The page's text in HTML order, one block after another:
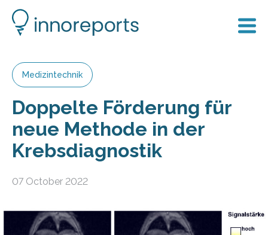
Medizintechnik
Doppelte Förderung für
neue Methode in der
Krebsdiagnostik
07 October 2022